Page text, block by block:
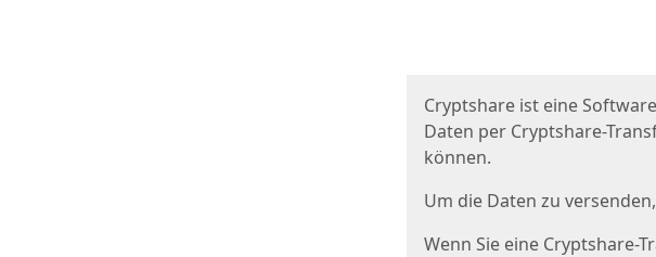
Cryptshare ist eine
Daten per Cryptshare-
können.
Um die Daten zu
Wenn Sie eine Cryptshare-